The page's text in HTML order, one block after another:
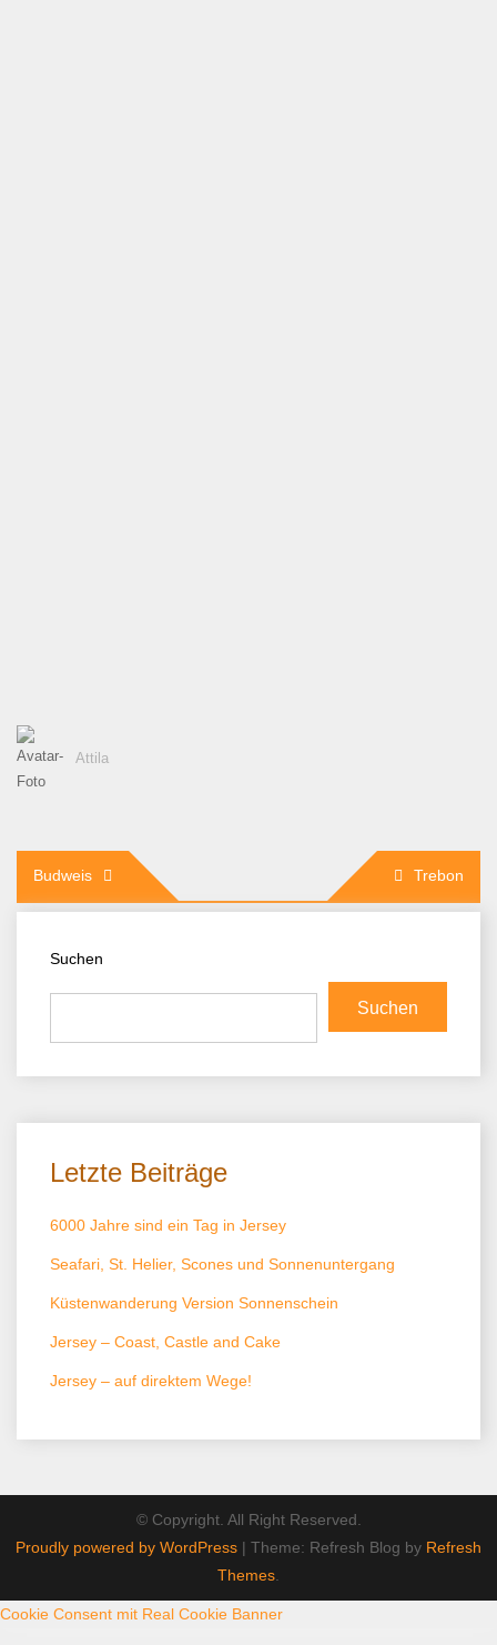
Attila
Beitragsnavigation
Budweis Trebon
Suchen
Suchen
Letzte Beiträge
6000 Jahre sind ein Tag in Jersey
Seafari, St. Helier, Scones und Sonnenuntergang
Küstenwanderung Version Sonnenschein
Jersey – Coast, Castle and Cake
Jersey – auf direktem Wege!
© Copyright. All Right Reserved.
Proudly powered by WordPress | Theme: Refresh Blog by Refresh
Themes
Cookie Consent mit Real Cookie Banner